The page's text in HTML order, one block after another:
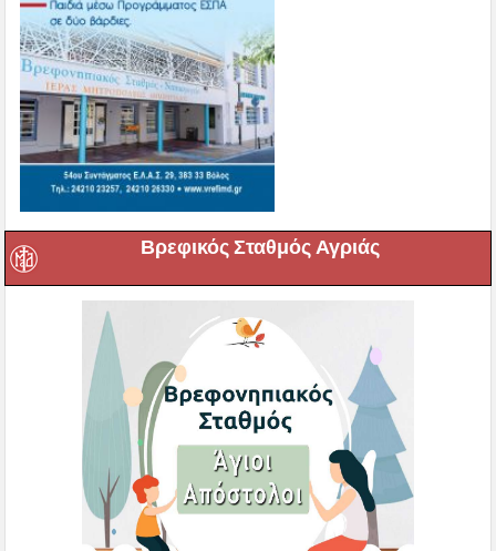
Βρεφικός Σταθμός Αγριάς